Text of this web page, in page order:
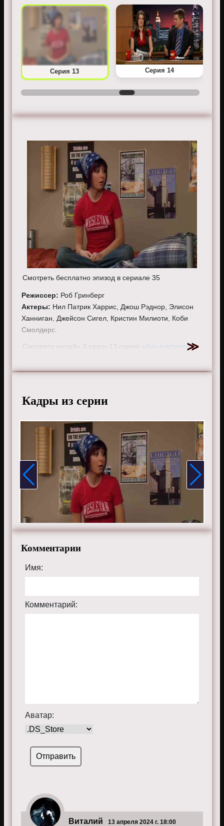
Серия 13 Серия 14
Смотреть бесплатно эпизод в сериале 35
Режиссер: Роб Гринберг
Актеры: Нил Патрик Харрис, Джош Рэднор, Элисон
Ханниган, Джейсон Сигел, Кристин Милиоти, Коби
Смолдерс.
Смотрите онлайн 2 сезон 13 серию « Как я встретил
телефоне, планшете, пк или телевизоре на сайте
Кадры из серии
Комментарии
Имя:
Комментарий:
Аватар:
Виталий 13 апреля 2024 г. 18:00